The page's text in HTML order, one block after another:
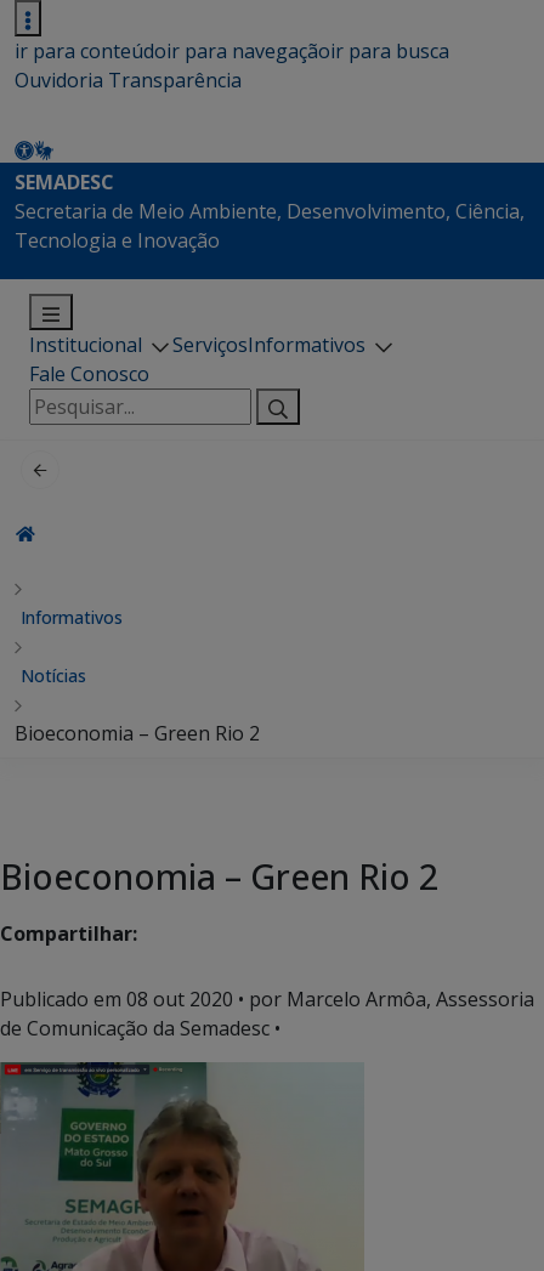
ir para conteúdoir para navegaçãoir para busca
Ouvidoria Transparência
SEMADESC
Secretaria de Meio Ambiente, Desenvolvimento, Ciência,
Tecnologia e Inovação
Institucional ServiçosInformativos
Fale Conosco
Pesquisar
por:
Informativos
Notícias
Bioeconomia – Green Rio 2
Bioeconomia – Green Rio 2
Compartilhar:
Publicado em 08 out 2020 • por Marcelo Armôa, Assessoria
de Comunicação da Semadesc •